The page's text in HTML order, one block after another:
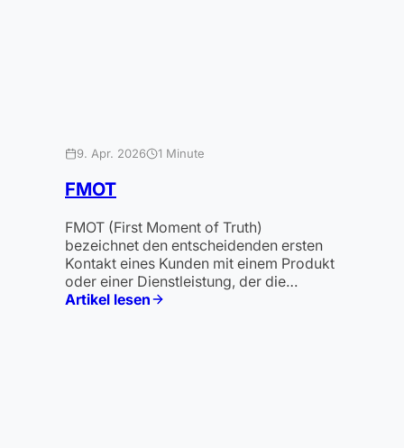
9. Apr. 2026 1 Minute
FMOT
FMOT (First Moment of Truth)
bezeichnet den entscheidenden ersten
Kontakt eines Kunden mit einem Produkt
oder einer Dienstleistung, der die…
Artikel lesen
: